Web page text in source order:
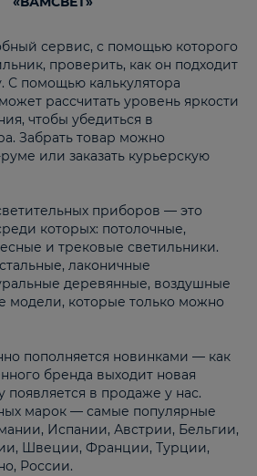
сервис, с помощью которого
проверить, как он подходит
С помощью калькулятора
рассчитать уровень яркости
чтобы убедиться в
Забрать товар можно
или заказать курьерскую
приборов — это
которых: потолочные,
и трековые светильники.
лаконичные
деревянные, воздушные
модели, которые только можно
пополняется новинками — как
бренда выходит новая
появляется в продаже у нас.
марок — самые популярные
Испании, Австрии, Бельгии,
Швеции, Франции, Турции,
России.